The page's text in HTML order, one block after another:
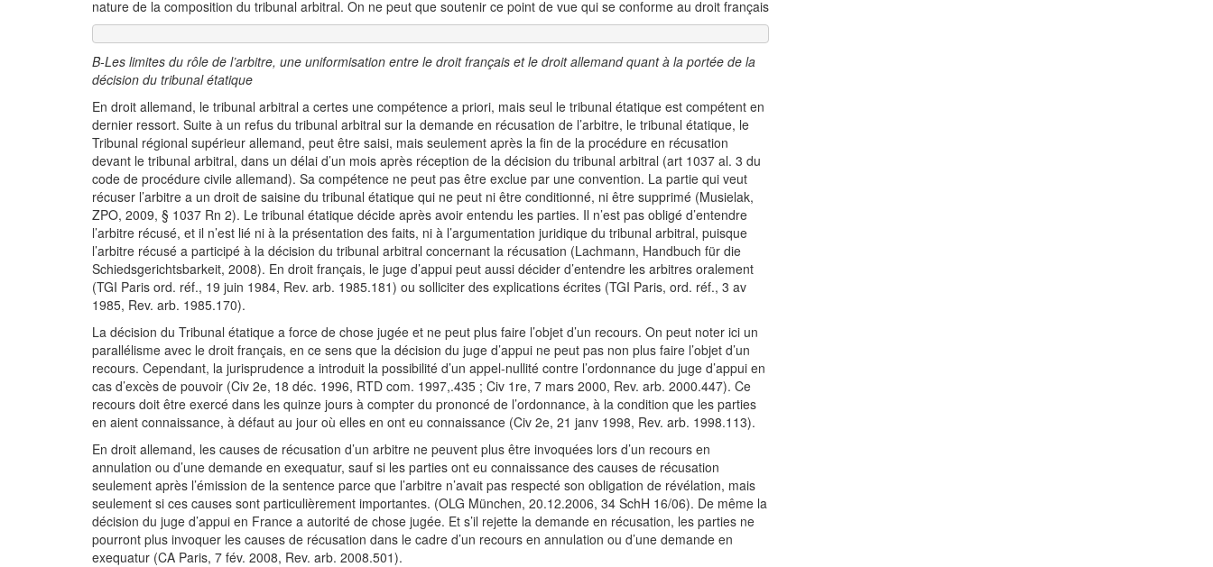
nature de la composition du tribunal arbitral. On ne peut que soutenir ce point de vue qui se conforme au droit français
B-Les limites du rôle de l’arbitre, une uniformisation entre le droit français et le droit allemand quant à la portée de la
décision du tribunal étatique
En droit allemand, le tribunal arbitral a certes une compétence a priori, mais seul le tribunal étatique est compétent en
dernier ressort. Suite à un refus du tribunal arbitral sur la demande en récusation de l’arbitre, le tribunal étatique, le
Tribunal régional supérieur allemand, peut être saisi, mais seulement après la fin de la procédure en récusation
devant le tribunal arbitral, dans un délai d’un mois après réception de la décision du tribunal arbitral (art 1037 al. 3 du
code de procédure civile allemand). Sa compétence ne peut pas être exclue par une convention. La partie qui veut
récuser l’arbitre a un droit de saisine du tribunal étatique qui ne peut ni être conditionné, ni être supprimé (Musielak,
ZPO, 2009, § 1037 Rn 2). Le tribunal étatique décide après avoir entendu les parties. Il n’est pas obligé d’entendre
l’arbitre récusé, et il n’est lié ni à la présentation des faits, ni à l’argumentation juridique du tribunal arbitral, puisque
l’arbitre récusé a participé à la décision du tribunal arbitral concernant la récusation (Lachmann, Handbuch für die
Schiedsgerichtsbarkeit, 2008). En droit français, le juge d’appui peut aussi décider d’entendre les arbitres oralement
(TGI Paris ord. réf., 19 juin 1984, Rev. arb. 1985.181) ou solliciter des explications écrites (TGI Paris, ord. réf., 3 av
1985, Rev. arb. 1985.170).
La décision du Tribunal étatique a force de chose jugée et ne peut plus faire l’objet d’un recours. On peut noter ici un
parallélisme avec le droit français, en ce sens que la décision du juge d’appui ne peut pas non plus faire l’objet d’un
recours. Cependant, la jurisprudence a introduit la possibilité d’un appel-nullité contre l’ordonnance du juge d’appui en
cas d’excès de pouvoir (Civ 2e, 18 déc. 1996, RTD com. 1997,.435 ; Civ 1re, 7 mars 2000, Rev. arb. 2000.447). Ce
recours doit être exercé dans les quinze jours à compter du prononcé de l’ordonnance, à la condition que les parties
en aient connaissance, à défaut au jour où elles en ont eu connaissance (Civ 2e, 21 janv 1998, Rev. arb. 1998.113).
En droit allemand, les causes de récusation d’un arbitre ne peuvent plus être invoquées lors d’un recours en
annulation ou d’une demande en exequatur, sauf si les parties ont eu connaissance des causes de récusation
seulement après l’émission de la sentence parce que l’arbitre n’avait pas respecté son obligation de révélation, mais
seulement si ces causes sont particulièrement importantes. (OLG München, 20.12.2006, 34 SchH 16/06). De même la
décision du juge d’appui en France a autorité de chose jugée. Et s’il rejette la demande en récusation, les parties ne
pourront plus invoquer les causes de récusation dans le cadre d’un recours en annulation ou d’une demande en
exequatur (CA Paris, 7 fév. 2008, Rev. arb. 2008.501).